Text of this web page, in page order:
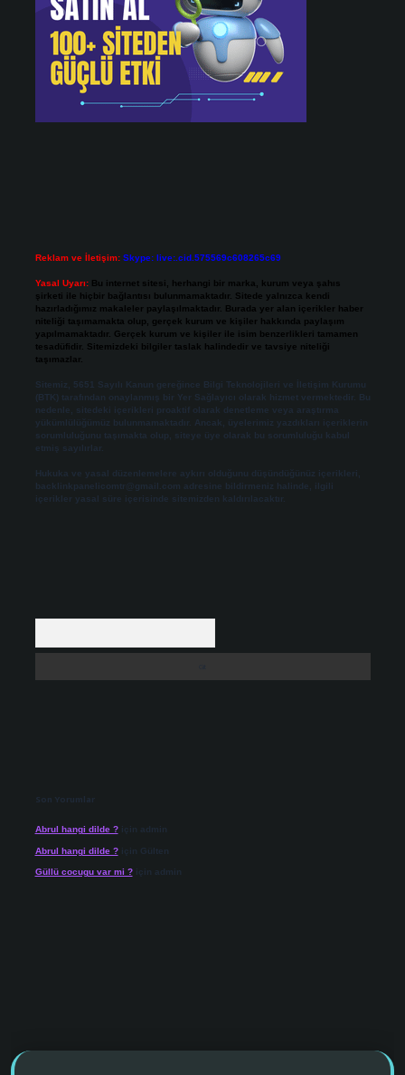
Reklam ve İletişim: Skype: live:.cid.575569c608265c69
Yasal Uyarı: Bu internet sitesi, herhangi bir marka, kurum veya şahıs
şirketi ile hiçbir bağlantısı bulunmamaktadır. Sitede yalnızca kendi
hazırladığımız makaleler paylaşılmaktadır. Burada yer alan içerikler haber
niteliği taşımamakta olup, gerçek kurum ve kişiler hakkında paylaşım
yapılmamaktadır. Gerçek kurum ve kişiler ile isim benzerlikleri tamamen
tesadüfidir. Sitemizdeki bilgiler taslak halindedir ve tavsiye niteliği
taşımazlar.
Sitemiz, 5651 Sayılı Kanun gereğince Bilgi Teknolojileri ve İletişim Kurumu
(BTK) tarafından onaylanmış bir Yer Sağlayıcı olarak hizmet vermektedir. Bu
nedenle, sitedeki içerikleri proaktif olarak denetleme veya araştırma
yükümlülüğümüz bulunmamaktadır. Ancak, üyelerimiz yazdıkları içeriklerin
sorumluluğunu taşımakta olup, siteye üye olarak bu sorumluluğu kabul
etmiş sayılırlar.
Hukuka ve yasal düzenlemelere aykırı olduğunu düşündüğünüz içerikleri,
backlinkpanelicomtr@gmail.com adresine bildirmeniz halinde, ilgili
içerikler yasal süre içerisinde sitemizden kaldırılacaktır.
Son Yorumlar
Abrul hangi dilde ?için admin
Abrul hangi dilde ?için Gülten
Güllü cocugu var mi ?için admin